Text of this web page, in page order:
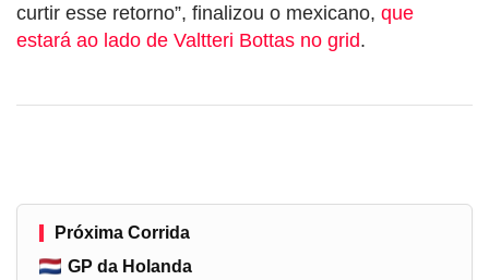
curtir esse retorno”, finalizou o mexicano, que
estará ao lado de Valtteri Bottas no grid.
Próxima Corrida
GP da Holanda